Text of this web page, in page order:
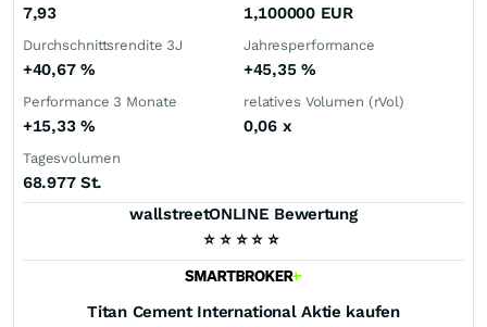
7,93 1,100000 EUR
Durchschnittsrendite 3J
+40,67 %
Jahresperformance
+45,35 %
Performance 3 Monate
+15,33 %
relatives Volumen (rVol)
0,06 x
Tagesvolumen
68.977 St.
wallstreetONLINE Bewertung
⭐ ⭐ ⭐ ⭐ ⭐
Titan Cement International Aktie kaufen